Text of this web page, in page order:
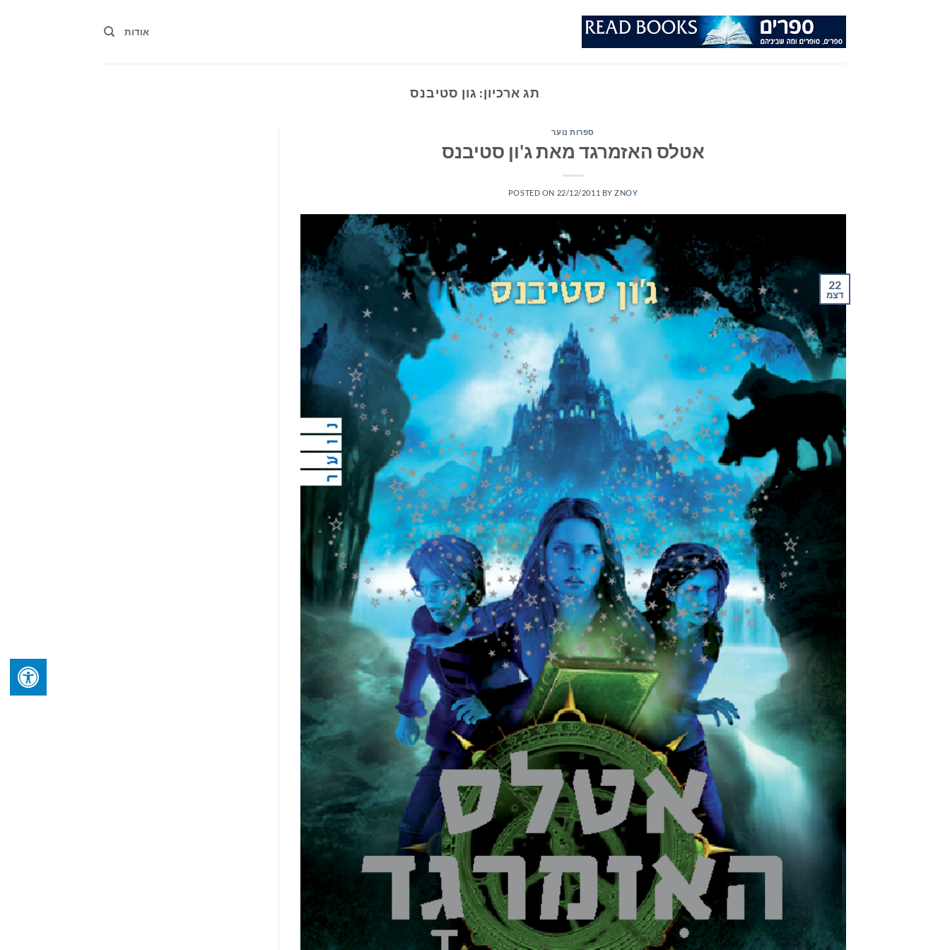
אודות
תג ארכיון: גון סטיבנס
ספרות נוער
אטלס האזמרגד מאת ג'ון סטיבנס
POSTED ON 22/12/2011 BYZNOY
22
דצמ